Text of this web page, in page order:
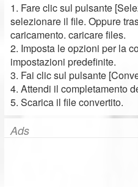
1. Fare clic sul pulsante
selezionare il file. Oppure
caricamento. caricare files.
2. Imposta le opzioni per la
impostazioni predefinite.
3. Fai clic sul pulsante
4. Attendi il completamento
5. Scarica il file convertito.
Ads